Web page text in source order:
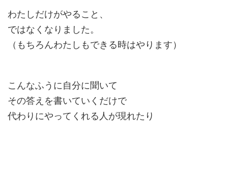
わたしだけがやること、
ではなくなりました。
（もちろんわたしもできる時はやります）
こんなふうに自分に聞いて
その答えを書いていくだけで
代わりにやってくれる人が現れたり